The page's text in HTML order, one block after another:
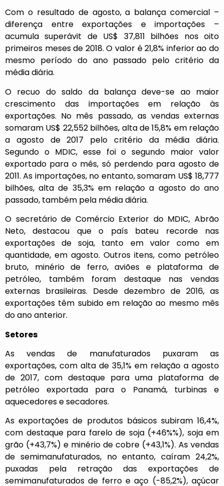
Com o resultado de agosto, a balança comercial –
diferença entre exportações e importações –
acumula superávit de US$ 37,811 bilhões nos oito
primeiros meses de 2018. O valor é 21,8% inferior ao do
mesmo período do ano passado pelo critério da
média diária.
O recuo do saldo da balança deve-se ao maior
crescimento das importações em relação às
exportações. No mês passado, as vendas externas
somaram US$ 22,552 bilhões, alta de 15,8% em relação
a agosto de 2017 pelo critério da média diária.
Segundo o MDIC, esse foi o segundo maior valor
exportado para o mês, só perdendo para agosto de
2011. As importações, no entanto, somaram US$ 18,777
bilhões, alta de 35,3% em relação a agosto do ano
passado, também pela média diária.
O secretário de Comércio Exterior do MDIC, Abrão
Neto, destacou que o país bateu recorde nas
exportações de soja, tanto em valor como em
quantidade, em agosto. Outros itens, como petróleo
bruto, minério de ferro, aviões e plataforma de
petróleo, também foram destaque nas vendas
externas brasileiras. Desde dezembro de 2016, as
exportações têm subido em relação ao mesmo mês
do ano anterior.
Setores
As vendas de manufaturados puxaram as
exportações, com alta de 35,1% em relação a agosto
de 2017, com destaque para uma plataforma de
petróleo exportada para o Panamá, turbinas e
aquecedores e secadores.
As exportações de produtos básicos subiram 16,4%,
com destaque para farelo de soja (+46%%), soja em
grão (+43,7%) e minério de cobre (+43,1%). As vendas
de semimanufaturados, no entanto, caíram 24,2%,
puxadas pela retração das exportações de
semimanufaturados de ferro e aço (-85,2%), açúcar